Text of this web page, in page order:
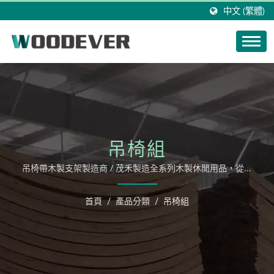
中文 (繁體)
吊椅組
吊椅帶木製支架製造商 / 茂禾製造全系列木製休閒用品，從吊
床，吊椅，鞦韆到各類組成戶外家具。
首頁 / 產品分類 / 吊椅組